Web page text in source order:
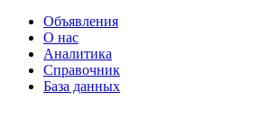
Объявления
О нас
Аналитика
Справочник
База данных